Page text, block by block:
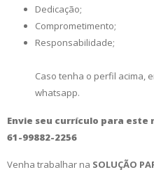
Dedicação;
Comprometimento;
Responsabilidade;
Caso tenha o perfil acima,
whatsapp.
Envie seu currículo para este
61-99882-2256
Venha trabalhar na SOLUÇÃO